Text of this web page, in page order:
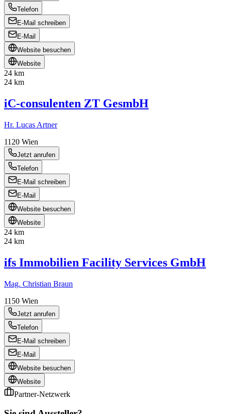
Telefon
E-Mail schreiben
E-Mail
Website besuchen
Website
24 km
24 km
iC-consulenten ZT GesmbH
Hr. Lucas Artner
1120 Wien
Jetzt anrufen
Telefon
E-Mail schreiben
E-Mail
Website besuchen
Website
24 km
24 km
ifs Immobilien Facility Services GmbH
Mag. Christian Braun
1150 Wien
Jetzt anrufen
Telefon
E-Mail schreiben
E-Mail
Website besuchen
Website
Partner-Netzwerk